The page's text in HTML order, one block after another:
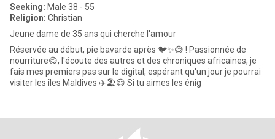
Seeking: Male 38 - 55
Religion: Christian
Jeune dame de 35 ans qui cherche l'amour
Réservée au début, pie bavarde après 🐦✨😅 ! Passionnée de
nourriture😋, l'écoute des autres et des chroniques africaines, je
fais mes premiers pas sur le digital, espérant qu'un jour je pourrai
visiter les îles Maldives ✈️🏖️😌 Si tu aimes les énig